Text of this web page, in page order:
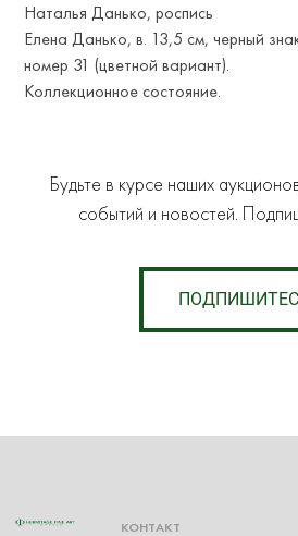
Наталья Данько, роспись
Елена Данько, в. 13,5 см, черный
номер 31 (цветной вариант).
Коллекционное состояние.
Будьте в курсе наших
событий и новостей.
КОНТАКТ